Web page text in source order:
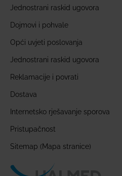
Jednostrani raskid ugovora
Dojmovi i pohvale
Opći uvjeti poslovanja
Jednostrani raskid ugovora
Reklamacije i povrati
Dostava
Internetsko rješavanje sporova
Pristupačnost
Sitemap (Mapa stranice)